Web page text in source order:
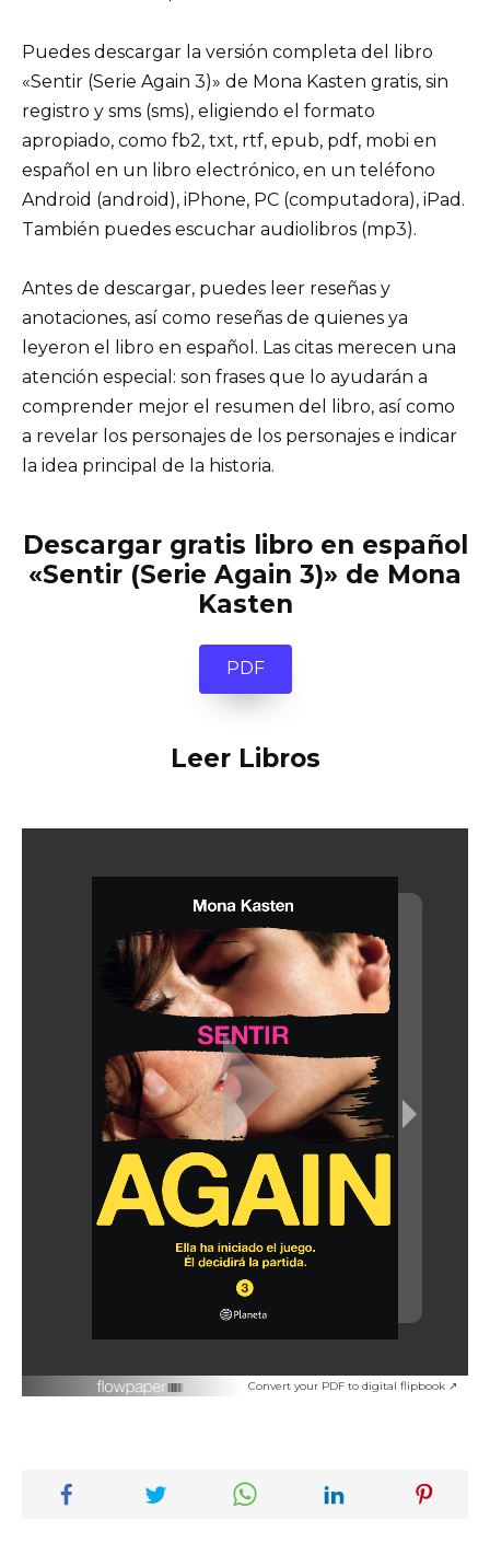
Puedes descargar la versión completa del libro
«Sentir (Serie Again 3)» de Mona Kasten gratis, sin
registro y sms (sms), eligiendo el formato
apropiado, como fb2, txt, rtf, epub, pdf, mobi en
español en un libro electrónico, en un teléfono
Android (android), iPhone, PC (computadora), iPad.
También puedes escuchar audiolibros (mp3).
Antes de descargar, puedes leer reseñas y
anotaciones, así como reseñas de quienes ya
leyeron el libro en español. Las citas merecen una
atención especial: son frases que lo ayudarán a
comprender mejor el resumen del libro, así como
a revelar los personajes de los personajes e indicar
la idea principal de la historia.
Descargar gratis libro en español
«Sentir (Serie Again 3)» de Mona
Kasten
PDF
Leer Libros
Convert your PDF to digital flipbook ↗